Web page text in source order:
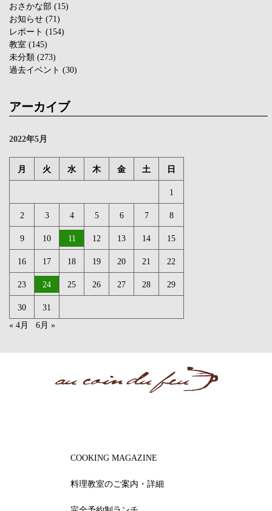
おさかな部 (15)
お知らせ (71)
レポート (154)
教室 (145)
未分類 (273)
過去イベント (30)
アーカイブ
2022年5月
月 火 水 木 金 土 日
1
2 3 4 5 6 7 8
9 10 11 12 13 14 15
16 17 18 19 20 21 22
23 24 25 26 27 28 29
30
31
« 4月
6月 »
COOKING MAGAZINE
料理教室のご案内・詳細